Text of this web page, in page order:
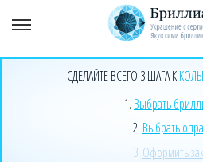
+7 (925) 589-64-91
СДЕЛАЙТЕ ВСЕГО 3 ШАГА К
1. Выбрать
2. Выбрать
3. Оформить